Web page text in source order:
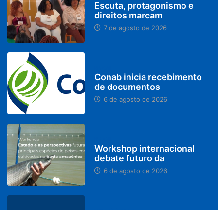
Escuta, protagonismo e
direitos marcam
7 de agosto de 2026
Conab inicia recebimento
de documentos
6 de agosto de 2026
Workshop internacional
debate futuro da
6 de agosto de 2026